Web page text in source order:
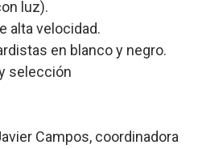
luz).
alta velocidad.
en blanco y negro.
selección
Campos, coordinadora